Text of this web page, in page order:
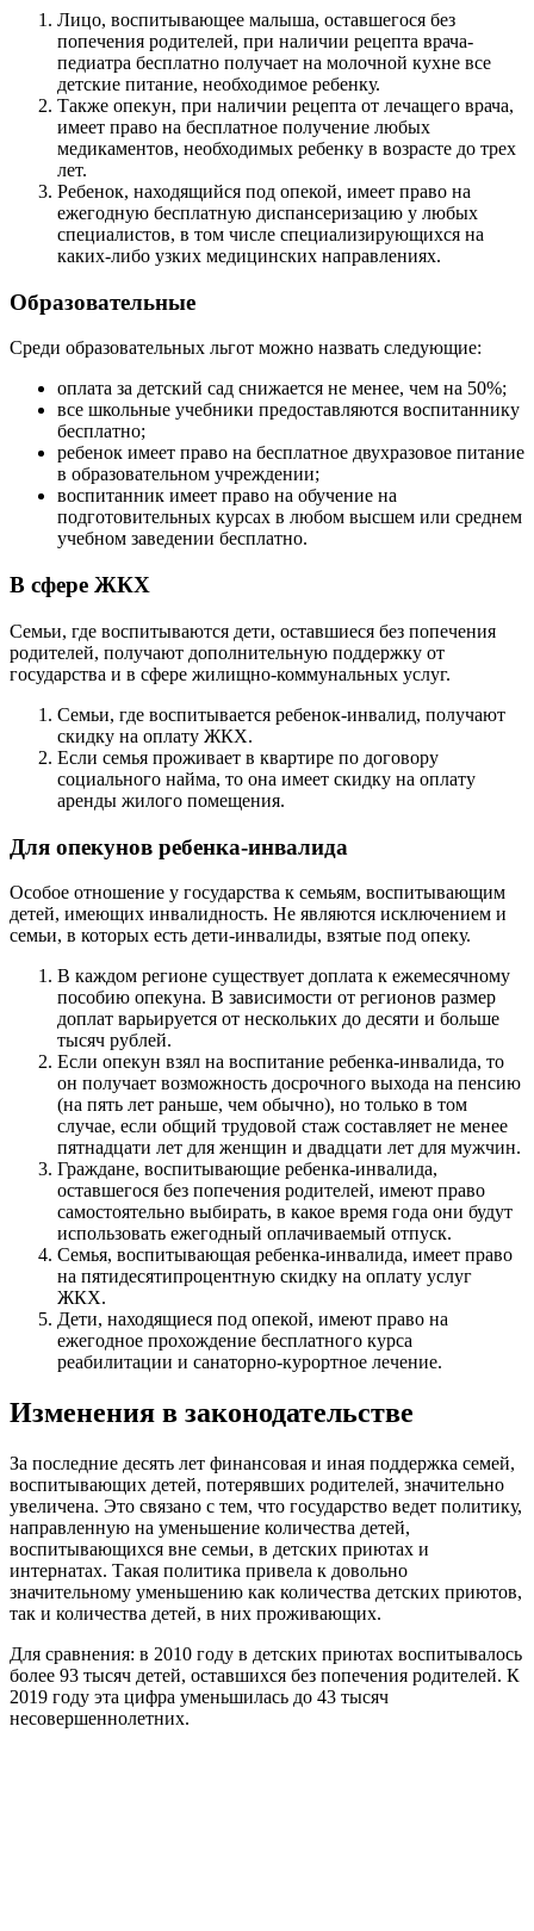
Лицо, воспитывающее малыша, оставшегося без
попечения родителей, при наличии рецепта врача-
педиатра бесплатно получает на молочной кухне все
детские питание, необходимое ребенку.
Также опекун, при наличии рецепта от лечащего врача,
имеет право на бесплатное получение любых
медикаментов, необходимых ребенку в возрасте до трех
лет.
Ребенок, находящийся под опекой, имеет право на
ежегодную бесплатную диспансеризацию у любых
специалистов, в том числе специализирующихся на
каких-либо узких медицинских направлениях.
Образовательные
Среди образовательных льгот можно назвать следующие:
оплата за детский сад снижается не менее, чем на 50%;
все школьные учебники предоставляются воспитаннику
бесплатно;
ребенок имеет право на бесплатное двухразовое питание
в образовательном учреждении;
воспитанник имеет право на обучение на
подготовительных курсах в любом высшем или среднем
учебном заведении бесплатно.
В сфере ЖКХ
Семьи, где воспитываются дети, оставшиеся без попечения
родителей, получают дополнительную поддержку от
государства и в сфере жилищно-коммунальных услуг.
Семьи, где воспитывается ребенок-инвалид, получают
скидку на оплату ЖКХ.
Если семья проживает в квартире по договору
социального найма, то она имеет скидку на оплату
аренды жилого помещения.
Для опекунов ребенка-инвалида
Особое отношение у государства к семьям, воспитывающим
детей, имеющих инвалидность. Не являются исключением и
семьи, в которых есть дети-инвалиды, взятые под опеку.
В каждом регионе существует доплата к ежемесячному
пособию опекуна. В зависимости от регионов размер
доплат варьируется от нескольких до десяти и больше
тысяч рублей.
Если опекун взял на воспитание ребенка-инвалида, то
он получает возможность досрочного выхода на пенсию
(на пять лет раньше, чем обычно), но только в том
случае, если общий трудовой стаж составляет не менее
пятнадцати лет для женщин и двадцати лет для мужчин.
Граждане, воспитывающие ребенка-инвалида,
оставшегося без попечения родителей, имеют право
самостоятельно выбирать, в какое время года они будут
использовать ежегодный оплачиваемый отпуск.
Семья, воспитывающая ребенка-инвалида, имеет право
на пятидесятипроцентную скидку на оплату услуг
ЖКХ.
Дети, находящиеся под опекой, имеют право на
ежегодное прохождение бесплатного курса
реабилитации и санаторно-курортное лечение.
Изменения в законодательстве
За последние десять лет финансовая и иная поддержка семей,
воспитывающих детей, потерявших родителей, значительно
увеличена. Это связано с тем, что государство ведет политику,
направленную на уменьшение количества детей,
воспитывающихся вне семьи, в детских приютах и
интернатах. Такая политика привела к довольно
значительному уменьшению как количества детских приютов,
так и количества детей, в них проживающих.
Для сравнения: в 2010 году в детских приютах воспитывалось
более 93 тысяч детей, оставшихся без попечения родителей. К
2019 году эта цифра уменьшилась до 43 тысяч
несовершеннолетних.